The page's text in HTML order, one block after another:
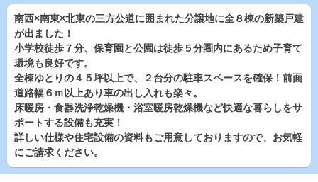
南西×南東×北東の三方公道に囲まれた分譲地に全８棟の新築戸建
が出ました！
小学校徒歩７分、保育園と公園は徒歩５分圏内にあるため子育て
環境も良好です。
全棟ゆとりの４５坪以上で、２台分の駐車スペースを確保！前面
道路幅６ｍ以上あり車の出し入れも楽々。
床暖房・食器洗浄乾燥機・浴室暖房乾燥機など快適な暮らしをサ
ポートする設備も充実！
詳しい仕様や住宅設備の資料もご用意しておりますので、お気軽
にご請求ください。